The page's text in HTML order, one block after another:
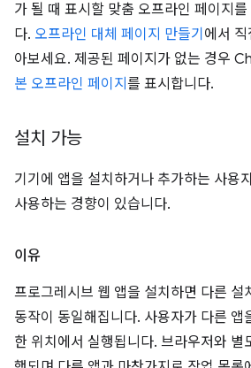
가 될 때 표시할 맞춤 오프라인 페이지
다. 오프라인 대체 페이지 만들기 에서
아보세요. 제공된 페이지가 없는 경우
본 오프라인 페이지 를 표시합니다.
설치 가능
기기에 앱을 설치하거나 추가하는 사용
사용하는 경향이 있습니다.
이유
프로그레시브 웹 앱을 설치하면 다른 설
동작이 동일해집니다. 사용자가 다른 앱
한 위치에서 실행됩니다. 브라우저와 별